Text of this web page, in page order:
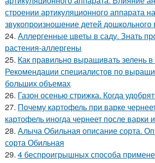
строении артикуляционного аппарата на
звукопроизношение детей дошкольного
24. Аллергенные цветы в саду. Знать
растения-аллергены
25. Как правильно выращивать зелень
Рекомендации специалистов по
больших объемах
26. Газон осенью стрижка. Когда
27. Почему картофель при варке
картофель иногда чернеет после варки
28. Алыча Обильная описание сорта.
сорта Обильная
29. 4 беспроигрышных способа